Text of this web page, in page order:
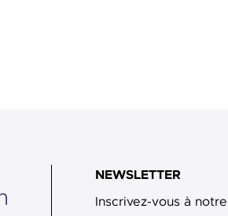
NEWSLETTER
Inscrivez-vous à